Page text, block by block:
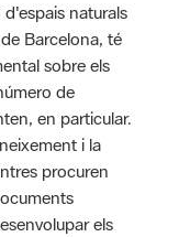
naturals
Barcelona, té
sobre els
de
en particular.
i la
procuren
els